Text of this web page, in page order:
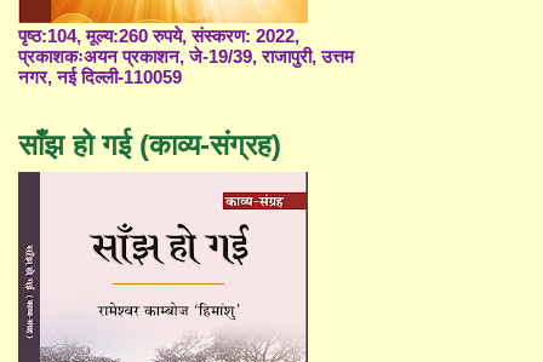
पृष्ठ:104, मूल्य:260 रुपये, संस्करण: 2022,
प्रकाशकःअयन प्रकाशन, जे-19/39, राजापुरी, उत्तम
नगर, नई दिल्ली-110059
साँझ हो गई (काव्य-संग्रह)